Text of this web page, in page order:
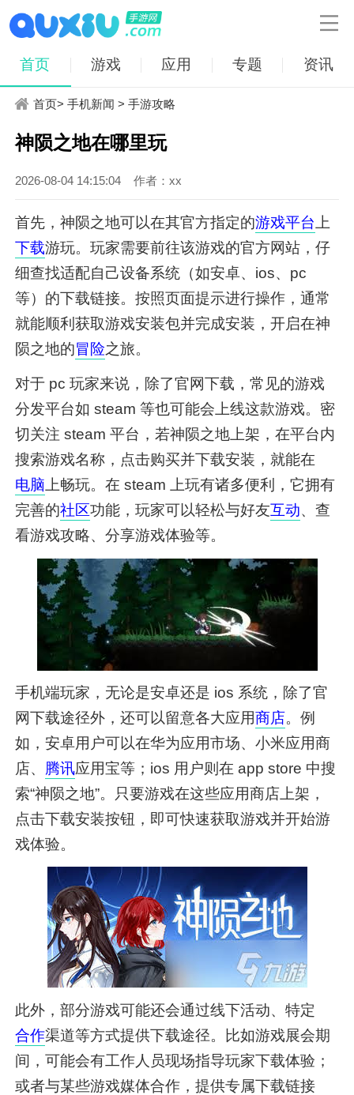

首页 游戏 应用 专题 资讯
首页>手机新闻 >手游攻略
神陨之地在哪里玩
2026-08-04 14:15:04 作者：xx
首先，神陨之地可以在其官方指定的游戏平台 上
下载游玩。玩家需要前往该游戏的官方网站，仔
细查找适配自己设备系统（如安卓、ios、pc
等）的下载链接。按照页面提示进行操作，通常
就能顺利获取游戏安装包并完成安装，开启在神
陨之地的冒险之旅。
对于 pc 玩家来说，除了官网下载，常见的游戏
分发平台如 steam 等也可能会上线这款游戏。密
切关注 steam 平台，若神陨之地上架，在平台内
搜索游戏名称，点击购买并下载安装，就能在
电脑 上畅玩。在 steam 上玩有诸多便利，它拥有
完善的社区功能，玩家可以轻松与好友互动、查
看游戏攻略、分享游戏体验等。
手机端玩家，无论是安卓还是 ios 系统，除了官
网下载途径外，还可以留意各大应用商店。例
如，安卓用户可以在华为应用市场、小米应用商
店、
腾讯应用宝等；ios 用户则在 app store 中搜
索“神陨之地”。只要游戏在这些应用商店上架，
点击下载安装按钮，即可快速获取游戏并开始游
戏体验。
此外，部分游戏可能还会通过线下活动、特定
合作渠道等方式提供下载途径。比如游戏展会期
间，可能会有工作人员现场指导玩家下载体验；
或者与某些游戏媒体合作，提供专属下载链接